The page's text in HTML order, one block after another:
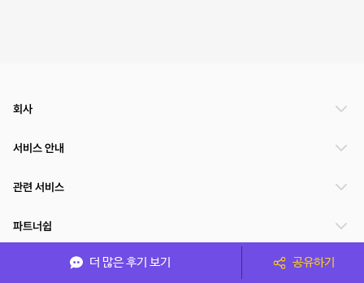
더 많은 후기 보기 공유하기
회사
서비스 안내
관련 서비스
파트너쉽
서비스 제공 국가